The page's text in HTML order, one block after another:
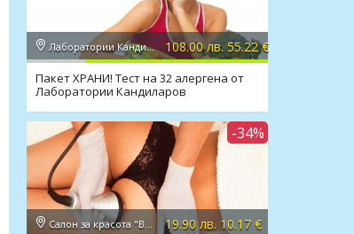
Лаборатории Кандиларов 108.00 лв. 55.22 €
Пакет ХРАНИ! Тест на 32 алергена от
Лаборатории Кандиларов
-34%
Салон за красота "Вили" 19.90 лв. 10.17 €